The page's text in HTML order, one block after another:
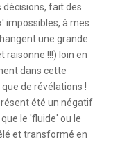
décisions, fait des
impossibles, à mes
une grande
raisonne !!!) loin en
dans cette
de révélations !
été un négatif
le 'fluide' ou le
et transformé en